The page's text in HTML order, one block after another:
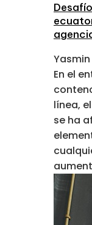
Yasmin
En el
línea,
se ha